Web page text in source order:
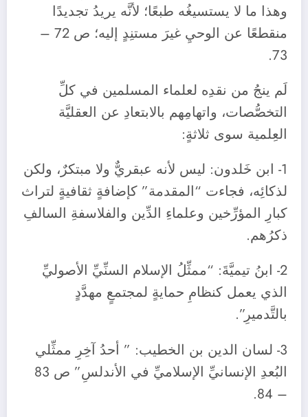
وهذا ما لا يستسيغُه طبعًا؛ لأنَّه يريدُ تجديدًا
منقطعًا عن الوحيِ غيرَ مستنِدٍ إليه؛ ص 72 –
73.
لَم ينجُ من نقدِه لعلماء المسلمين في كلِّ
التخصُّصات، واتهامِهم بالابتعادِ عن العقليَّة
العِلمية سوى ثلاثةٍ:
1- ابن خَلدون: ليس لأنه عبقريٌّ ولا مبتكرٌ، ولكن
لذكائِه، فجاءت “المقدمة” كإضافةٍ ثقافيةٍ لتراث
كبارِ المؤرِّخين وعلماءِ الدِّين والفلاسفةِ السالفِ
ذكرُهم.
2- ابنُ تيميَّةَ: “ممثِّلُ الإسلام السنِّيِّ الأصوليِّ
الذي يعمل كنظامِ حمايةٍ لمجتمعٍ مهدَّدٍ
بالتَّدميرِ”.
3- لسان الدين بن الخطيب: ” أحدُ آخِرِ ممثِّلي
البُعدِ الإنسانيِّ الإسلاميِّ في الأندلسِ” ص 83
– 84.